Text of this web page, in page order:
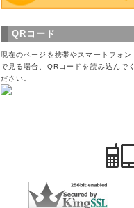
QRコード
現在のページを携帯やスマートフォン
で見る場合、QRコードを読み込んでく
ださい。